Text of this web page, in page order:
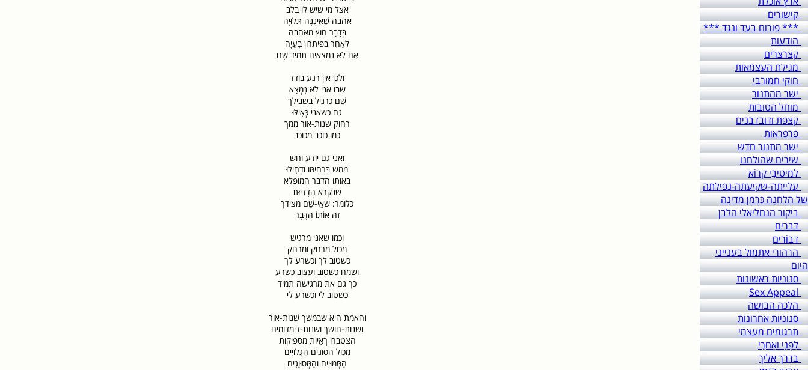
קישורים
*** פורום בעד ונגד ***
הודעות
קצרצרים
מגילת העצמאות
חוקי חמורבי
ישר מהתנור
מוחל הטובות
קצפת ודובדבנים
פרפראות
ישר מתנור חדש
שירים שהולחנו
למיטיבֵי קרוֹא
עלייתה-שקיעתה-נפילתה
של הלְחֵנָה כַּרְמֶן מְדִינָה
ביקור הנחליאלי הלבן
דברים
דבוֹרים
הרהורי אתמול בענייני
היום
סנוניות ראשונות
Sex Appeal
הלכה הבושה
סנוניות אחרונות
תרגומים מעצמי
לִפְנֵי ואַחרֵי
בדרך אליך
אצל מי שיש לו בלב
אהבה שֶׁאֵינֶנָּה תְּלוּיָה
בְּדָבָר חוץ מאהבה
לְאַחֵר בפיתרון בְּעָיָה
אִם לא נמצאים תמיד שָׁם
ולכן אין רגע בודד
שבו אני לא נִמְצָא
שָׁם כרגיל בשבילך
גם כשאני כְּאִילּוּ
רחוק שנות-אור מִמך
כמו כוכב מכוכב
ואני גם יודע וחש
ממש בִּרְחִימּו ודְחִילוּ
באותו הדבר המופלא
שנקרא הֲדָדִיּוּת
כלומר: שאֵי-שָׁם מצידך
זה אוֹתוֹ הַדָּבָר
וכמו שאני מרגיש
מכול מרחק ומרחק
כשטוב לך וכשרע לך
ושמח כשטוב ועצוב כשרע
כך גם את מרגישה תמיד
כשטוב לי וכשרע לי
והאמת היא שבמשך שְׁנוֹת-אוֹר
ושנות-חושך ושנות-דימדומים
הִצטברו רְאָיוֹת מספיקות
מִכול הסוגים הַגְּלויִים
הַסְּמוּיִים והַמְּסוּוָגִים